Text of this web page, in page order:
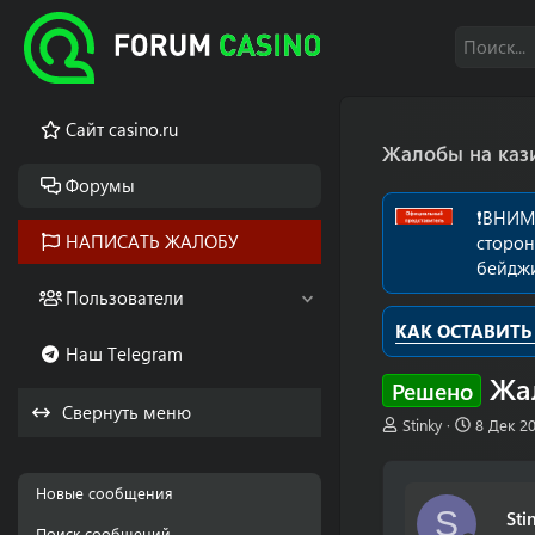
Cайт casino.ru
Форумы
НАПИСАТЬ ЖАЛОБУ
Пользователи
Наш Telegram
Свернуть меню
Новые сообщения
Жалобы на
КАК
Решено
А
Stinky
Д
н
а
8 Дек
S